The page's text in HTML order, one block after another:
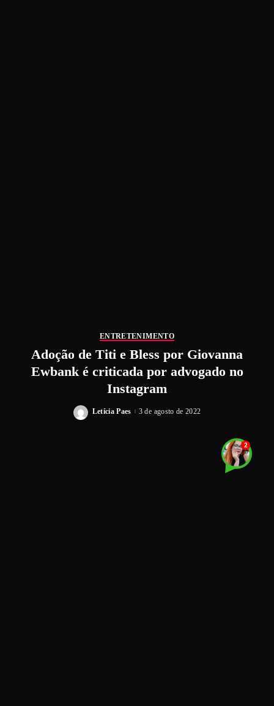
ENTRETENIMENTO
Adoção de Titi e Bless por Giovanna
Ewbank é criticada por advogado no
Instagram
Letícia Paes 3 de agosto de 2022